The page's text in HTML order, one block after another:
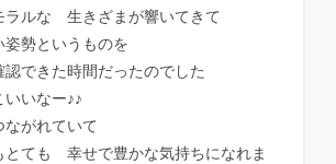
ラルな 生きざまが響いてきて
姿勢というものを
できた時間だったのでした
いなー♪♪
がれていて
ても 幸せで豊かな気持ちになれま